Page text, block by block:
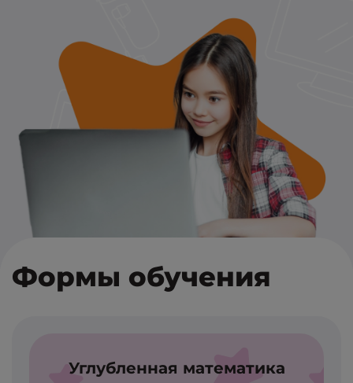
Формы обучения
Углубленная математика